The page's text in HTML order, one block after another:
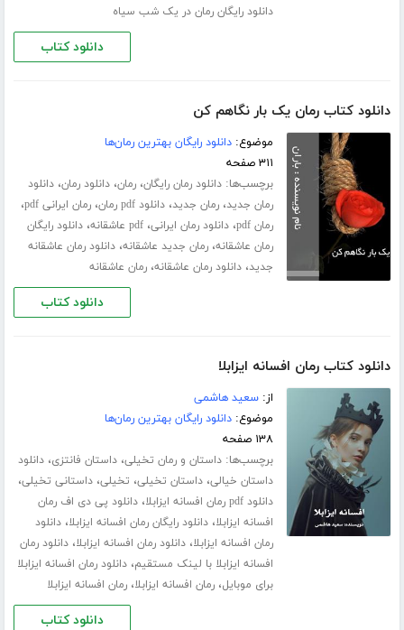
دانلود رایگان رمان در یک شب سیاه
دانلود کتاب
دانلود کتاب رمان یک بار نگاهم کن
موضوع:دانلود رایگان بهترین رمان‌ها
۳۱۱ صفحه
برچسب‌ها:دانلود رمان رایگان،رمان،دانلود رمان،دانلود
رمان جدید،رمان جدید،دانلود pdf رمان ،رمان ایرانی pdf ،
رمان pdf ،دانلود رمان ایرانی،pdf عاشقانه ،دانلود رایگان
رمان عاشقانه،رمان جدید عاشقانه،دانلود رمان عاشقانه
جدید،دانلود رمان عاشقانه،رمان عاشقانه
دانلود کتاب
دانلود کتاب رمان افسانه ایزابلا
از:سعید هاشمی
موضوع:دانلود رایگان بهترین رمان‌ها
۱۳۸ صفحه
برچسب‌ها:داستان و رمان تخیلی،داستان فانتزی،دانلود
داستان خیالی،داستان تخیلی، تخیلی،داستانی تخیلی،
دانلود pdf رمان افسانه ایزابلا ،دانلود پی دی اف رمان
افسانه ایزابلا،دانلود رایگان رمان افسانه ایزابلا،دانلود
رمان افسانه ایزابلا،دانلود رمان افسانه ایزابلا،دانلود رمان
افسانه ایزابلا با لینک مستقیم،دانلود رمان افسانه ایزابلا
برای موبایل،رمان افسانه ایزابلا،رمان افسانه ایزابلا
دانلود کتاب